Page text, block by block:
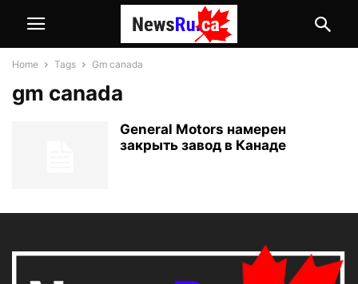
Home Tags Gm canada
gm canada
General Motors намерен
закрыть завод в Канаде